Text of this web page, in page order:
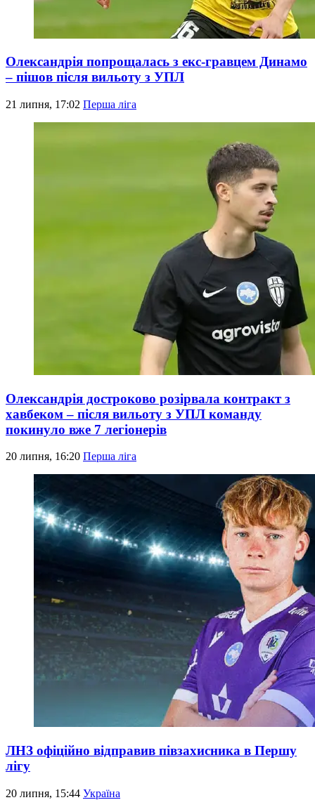
Олександрія попрощалась з екс-гравцем Динамо
– пішов після вильоту з УПЛ
21 липня, 17:02 Перша ліга
Олександрія достроково розірвала контракт з
хавбеком – після вильоту з УПЛ команду
покинуло вже 7 легіонерів
20 липня, 16:20 Перша ліга
ЛНЗ офіційно відправив півзахисника в Першу
лігу
20 липня, 15:44 Україна